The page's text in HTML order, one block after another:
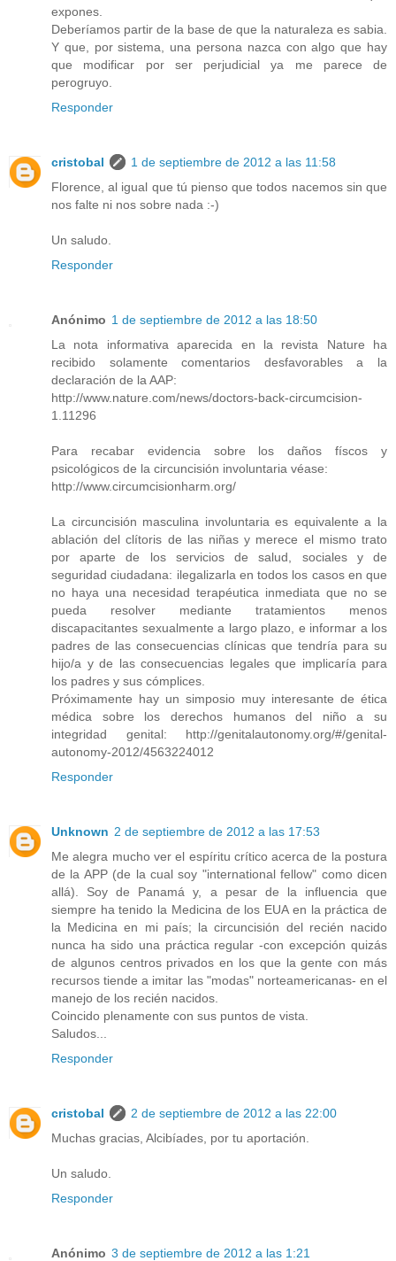
expones.
Deberíamos partir de la base de que la naturaleza es sabia.
Y que, por sistema, una persona nazca con algo que hay
que modificar por ser perjudicial ya me parece de
perogruyo.
Responder
cristobal
1 de septiembre de 2012 a las 11:58
Florence, al igual que tú pienso que todos nacemos sin que
nos falte ni nos sobre nada :-)
Un saludo.
Responder
Anónimo 1 de septiembre de 2012 a las 18:50
La nota informativa aparecida en la revista Nature ha
recibido solamente comentarios desfavorables a la
declaración de la AAP:
http://www.nature.com/news/doctors-back-circumcision-
1.11296
Para recabar evidencia sobre los daños físcos y
psicológicos de la circuncisión involuntaria véase:
http://www.circumcisionharm.org/
La circuncisión masculina involuntaria es equivalente a la
ablación del clítoris de las niñas y merece el mismo trato
por aparte de los servicios de salud, sociales y de
seguridad ciudadana: ilegalizarla en todos los casos en que
no haya una necesidad terapéutica inmediata que no se
pueda resolver mediante tratamientos menos
discapacitantes sexualmente a largo plazo, e informar a los
padres de las consecuencias clínicas que tendría para su
hijo/a y de las consecuencias legales que implicaría para
los padres y sus cómplices.
Próximamente hay un simposio muy interesante de ética
médica sobre los derechos humanos del niño a su
integridad genital: http://genitalautonomy.org/#/genital-
autonomy-2012/4563224012
Responder
Unknown 2 de septiembre de 2012 a las 17:53
Me alegra mucho ver el espíritu crítico acerca de la postura
de la APP (de la cual soy "international fellow" como dicen
allá). Soy de Panamá y, a pesar de la influencia que
siempre ha tenido la Medicina de los EUA en la práctica de
la Medicina en mi país; la circuncisión del recién nacido
nunca ha sido una práctica regular -con excepción quizás
de algunos centros privados en los que la gente con más
recursos tiende a imitar las "modas" norteamericanas- en el
manejo de los recién nacidos.
Coincido plenamente con sus puntos de vista.
Saludos...
Responder
cristobal
2 de septiembre de 2012 a las 22:00
Muchas gracias, Alcibíades, por tu aportación.
Un saludo.
Responder
Anónimo 3 de septiembre de 2012 a las 1:21